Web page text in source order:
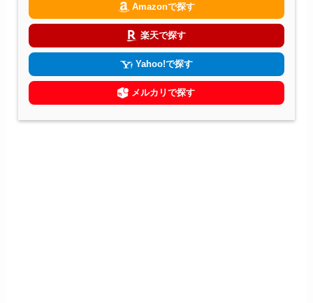
Amazonで探す
楽天で探す
Yahoo!で探す
メルカリで探す